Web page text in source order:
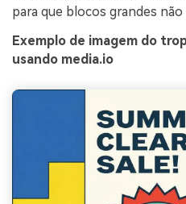
para que blocos grandes
Exemplo de imagem do
usando media.io